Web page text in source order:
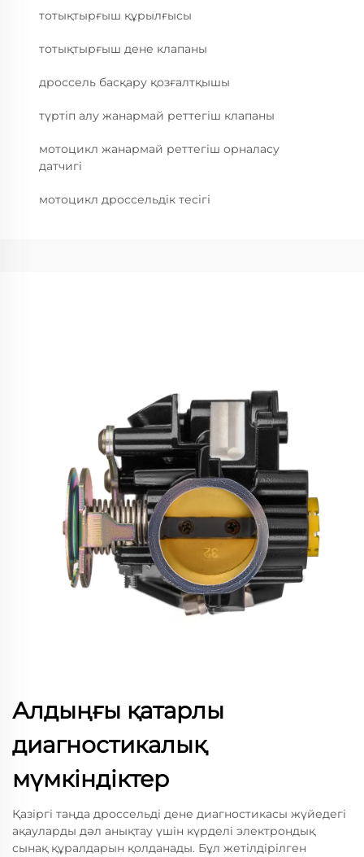
тотықтырғыш құрылғысы
тотықтырғыш дене клапаны
дроссель басқару қозғалтқышы
түртіп алу жанармай реттегіш клапаны
мотоцикл жанармай реттегіш орналасу
датчигі
мотоцикл дроссельдік тесігі
Алдыңғы қатарлы
диагностикалық
мүмкіндіктер
Қазіргі таңда дроссельді дене диагностикасы жүйедегі
ақауларды дәл анықтау үшін күрделі электрондық
сынақ құралдарын қолданады. Бұл жетілдірілген